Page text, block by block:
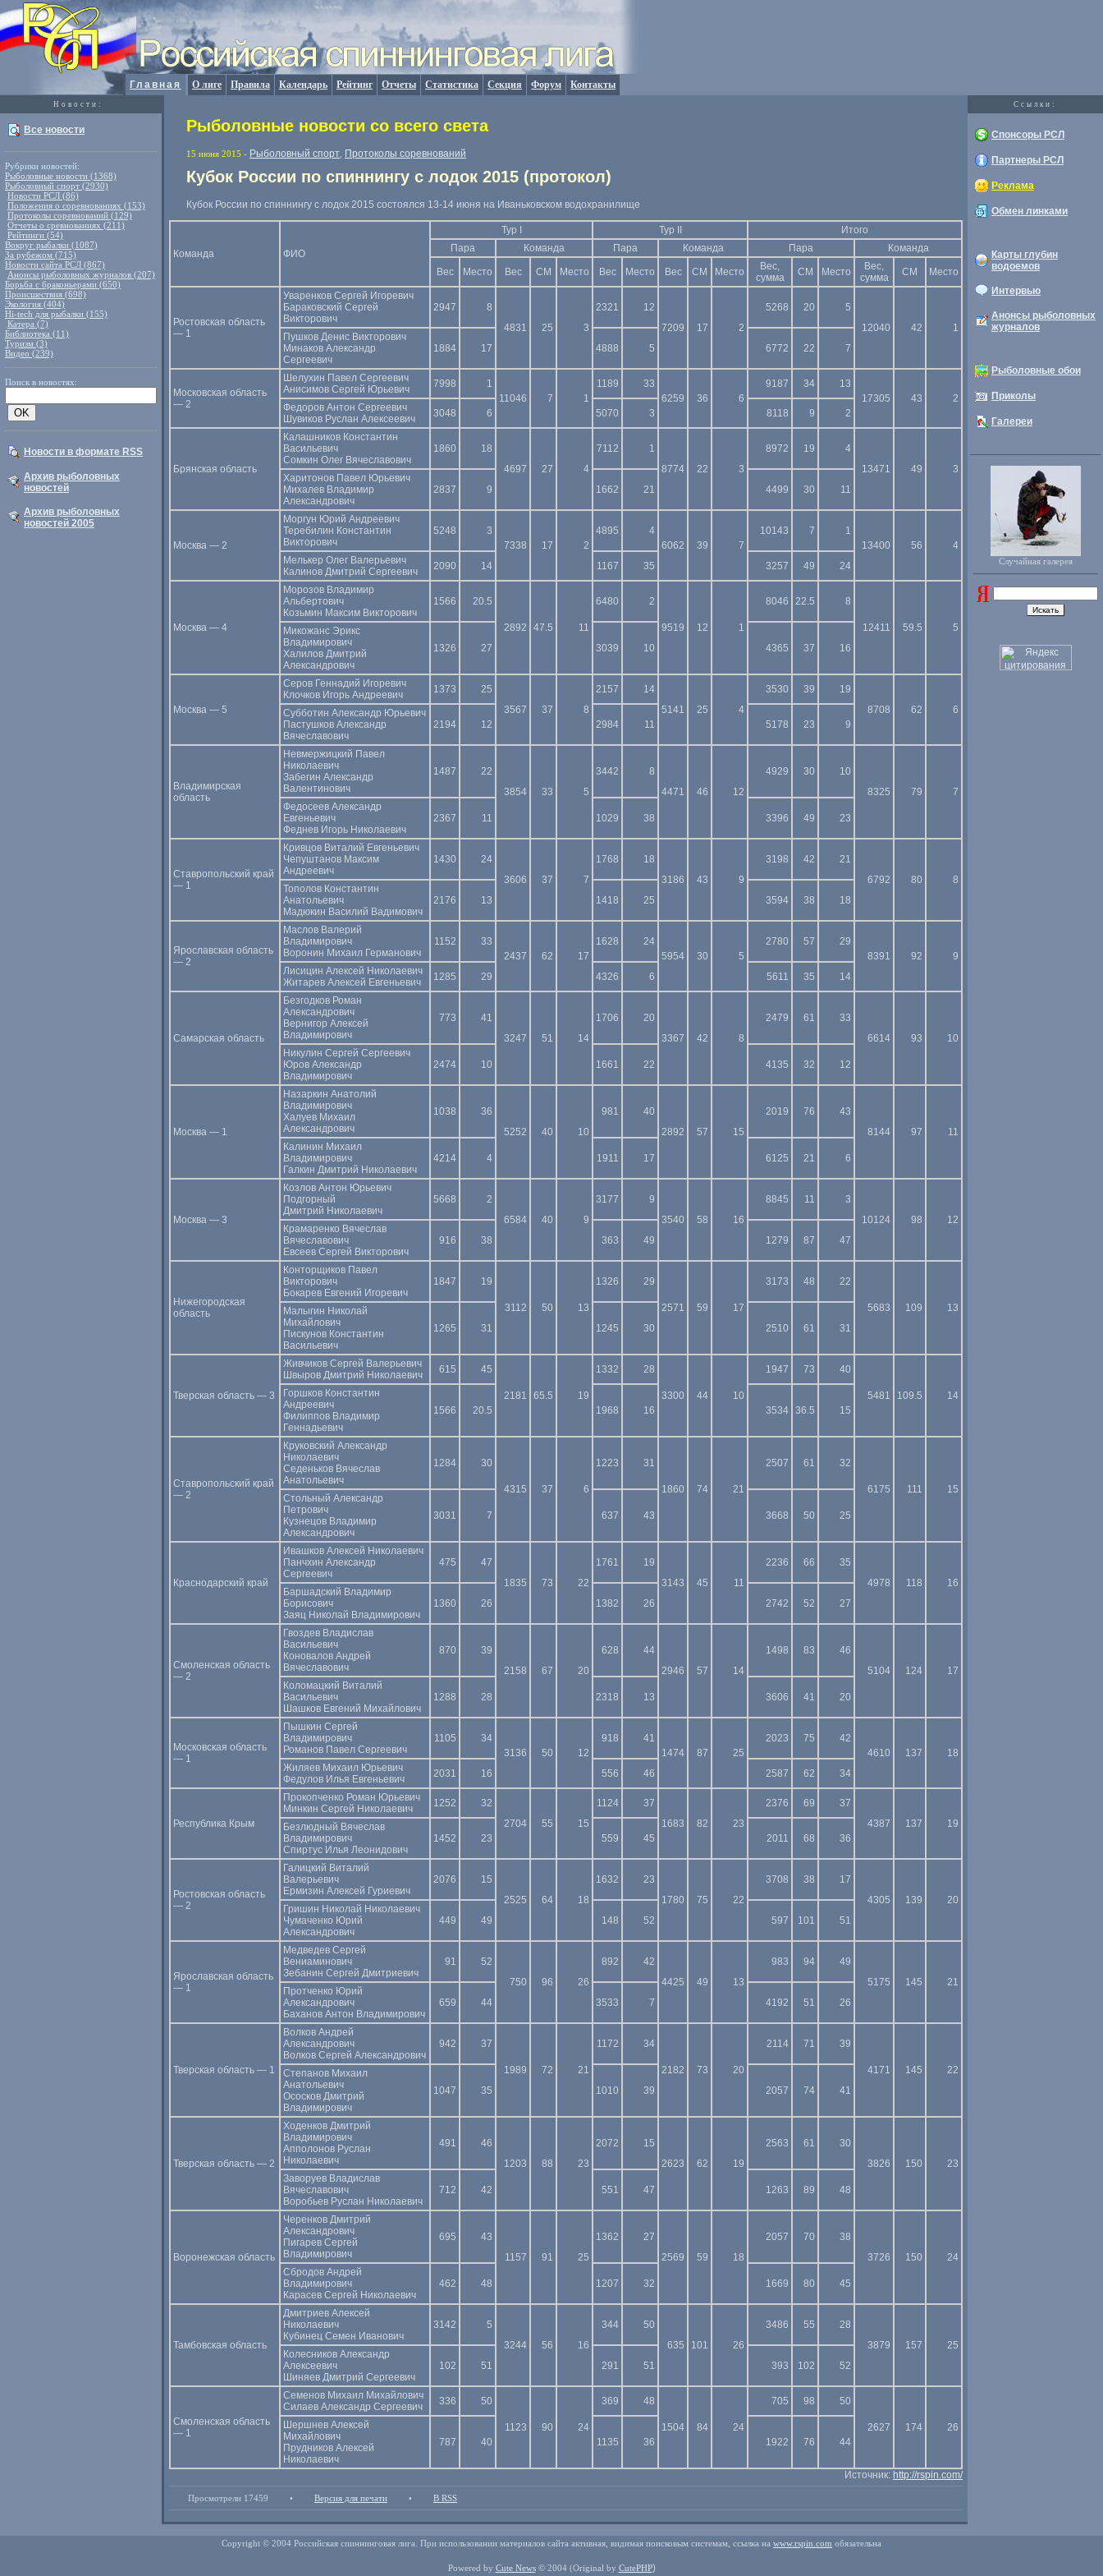
Главная О лиге Правила Календарь Рейтинг Отчеты Статистика Секция Форум Контакты
Новости: Cсылки:
Все новости
Рубрики новостей:
Рыболовные новости (1368)
Рыболовный спорт (2930)
Новости РСЛ (86)
Положения о соревнованиях (153)
Протоколы соревнований (129)
Отчеты о сревнованиях (211)
Рейтинги (54)
Вокруг рыбалки (1087)
За рубежом (715)
Новости сайта РСЛ (867)
Анонсы рыболовных журналов (207)
Борьба с браконьерами (650)
Происшествия (698)
Экология (404)
Hi-tech для рыбалки (155)
Катера (7)
Библиотека (11)
Туризм (3)
Видео (239)
Поиск в новостях:
Новости в формате RSS
Архив рыболовных
новостей
Архив рыболовных
новостей 2005
Рыболовные новости со всего света
15 июня 2015 - Рыболовный спорт Протоколы соревнований
Кубок России по спиннингу с лодок 2015 (протокол)
Кубок России по спиннингу с лодок 2015 состоялся 13-14 июня на Иваньковском водохранилище
Команда ФИО
Тур I Тур II
Итого
Пара
Команда Пара Команда Пара Команда
Вес Место Вес СМ Место Вес Место Вес СМ Место
Вес,
сумма
СМ Место
Вес,
сумма
CМ Место
Ростовская область
— 1
Уваренков Сергей Игоревич
Бараковский Сергей
Викторович
2947
8
4831
25 3
2321
12
7209
17 2
5268 20
5
12040
42 1
Пушков Денис Викторович
Минаков Александр
Сергеевич
1884 17 4888 5 6772 22 7
Московская область
— 2
Шелухин Павел Сергеевич
Анисимов Сергей Юрьевич
7998
1
11046
7 1
1189
33
6259
36 6
9187 34
13
17305
43 2
Федоров Антон Сергеевич
Шувиков Руслан Алексеевич
3048 6 5070 3 8118 9 2
Брянская область
Калашников Константин
Васильевич
Сомкин Олег Вячеславович
1860
18
4697
27 4
7112
1
8774
22 3
8972 19
4
13471
49 3
Харитонов Павел Юрьевич
Михалев Владимир
Александрович
2837 9 1662 21 4499 30 11
Москва — 2
Моргун Юрий Андреевич
Теребилин Константин
Викторович
5248
3
7338
17 2
4895
4
6062
39 7
10143 7
1
13400
56
4
Мелькер Олег Валерьевич
Калинов Дмитрий Сергеевич
2090 14 1167 35 3257 49 24
Москва — 4
Морозов Владимир
Альбертович
Козьмин Максим Викторович
1566 20.5
2892 47.5 11
6480 2
9519 12 1
8046 22.5 8
12411 59.5 5
Микожанс Эрикс
Владимирович
Халилов Дмитрий
Александрович
1326 27 3039 10 4365 37 16
Москва — 5
Серов Геннадий Игоревич
Клочков Игорь Андреевич
1373
25
3567
37 8
2157
14
5141
25 4
3530 39
19
8708
62 6
Субботин Александр Юрьевич
Пастушков Александр
Вячеславович
2194 12 2984 11 5178 23 9
Владимирская
область
Невмержицкий Павел
Николаевич
Забегин Александр
Валентинович
1487
22
3854
33 5
3442
8
4471
46 12
4929 30
10
8325
79
7
Федосеев Александр
Евгеньевич
Феднев Игорь Николаевич
2367 11 1029 38 3396 49 23
Ставропольский край
— 1
Кривцов Виталий Евгеньевич
Чепуштанов Максим
Андреевич
1430
24
3606
37 7
1768
18
3186
43 9
3198 42
21
6792
80 8
Тополов Константин
Анатольевич
Мадюкин Василий Вадимович
2176 13 1418 25 3594 38 18
Ярославская область
— 2
Маслов Валерий
Владимирович
Воронин Михаил Германович
1152
33
2437
62 17
1628
24
5954
30 5
2780 57
29
8391
92
9
Лисицин Алексей Николаевич
Житарев Алексей Евгеньевич
1285 29 4326 6 5611 35 14
Самарская область
Безгодков Роман
Александрович
Вернигор Алексей
Владимирович
773
41
3247
51 14
1706
20
3367
42 8
2479 61
33
6614
93
10
Никулин Сергей Сергеевич
Юров Александр
Владимирович
2474 10 1661 22 4135 32 12
Москва — 1
Назаркин Анатолий
Владимирович
Халуев Михаил
Александрович
1038
36
5252
40 10
981
40
2892
57 15
2019 76
43
8144
97
11
Калинин Михаил
Владимирович
Галкин Дмитрий Николаевич
4214 4 1911 17 6125 21 6
Москва — 3
Козлов Антон Юрьевич
Подгорный
Дмитрий Николаевич
5668
2
6584
40 9
3177
9
3540
58 16
8845 11
3
10124
98 12
Крамаренко Вячеслав
Вячеславович
Евсеев Сергей Викторович
916 38 363 49 1279 87 47
Нижегородская
область
Конторщиков Павел
Викторович
Бокарев Евгений Игоревич
1847 19
3112 50 13
1326 29
2571 59 17
3173 48 22
5683 109 13
Малыгин Николай
Михайлович
Пискунов Константин
Васильевич
1265 31 1245 30 2510 61 31
Тверская область — 3
Живчиков Сергей Валерьевич
Швыров Дмитрий Николаевич
615 45
2181 65.5 19
1332 28
3300 44 10
1947 73 40
5481 109.5 14
Горшков Константин
Андреевич
Филиппов Владимир
Геннадьевич
1566 20.5 1968 16 3534 36.5 15
Ставропольский край
— 2
Круковский Александр
Николаевич
Седеньков Вячеслав
Анатольевич
1284 30
4315 37 6
1223 31
1860 74 21
2507 61 32
6175 111 15
Стольный Александр
Петрович
Кузнецов Владимир
Александрович
3031 7 637 43 3668 50 25
Краснодарский край
Ивашков Алексей Николаевич
Панчхин Александр
Сергеевич
475
47
1835
73 22
1761
19
3143
45 11
2236 66
35
4978
118 16
Баршадский Владимир
Борисович
Заяц Николай Владимирович
1360 26 1382 26 2742 52 27
Смоленская область
— 2
Гвоздев Владислав
Васильевич
Коновалов Андрей
Вячеславович
870
39
2158
67 20
628
44
2946
57 14
1498 83
46
5104
124
17
Коломацкий Виталий
Васильевич
Шашков Евгений Михайлович
1288 28 2318 13 3606 41 20
Московская область
— 1
Пышкин Сергей
Владимирович
Романов Павел Сергеевич
1105
34
3136
50 12
918
41
1474
87 25
2023 75
42
4610
137
18
Жиляев Михаил Юрьевич
Федулов Илья Евгеньевич
2031 16 556 46 2587 62 34
Республика Крым
Прокопченко Роман Юрьевич
Минкин Сергей Николаевич
1252
32
2704
55 15
1124
37
1683
82 23
2376 69
37
4387
137 19
Безлюдный Вячеслав
Владимирович
Спиртус Илья Леонидович
1452 23 559 45 2011 68 36
Ростовская область
— 2
Галицкий Виталий
Валерьевич
Ермизин Алексей Гуриевич
2076
15
2525
64 18
1632
23
1780
75 22
3708 38
17
4305
139 20
Гришин Николай Николаевич
Чумаченко Юрий
Александрович
449 49 148 52 597 101 51
Ярославская область
— 1
Медведев Сергей
Вениаминович
Зебанин Сергей Дмитриевич
91
52
750
96 26
892
42
4425
49 13
983 94
49
5175
145 21
Протченко Юрий
Александрович
Баханов Антон Владимирович
659 44 3533 7 4192 51 26
Тверская область — 1
Волков Андрей
Александрович
Волков Сергей Александрович
942 37
1989 72 21
1172 34
2182 73 20
2114 71 39
4171 145 22
Степанов Михаил
Анатольевич
Ососков Дмитрий
Владимирович
1047 35 1010 39 2057 74 41
Тверская область — 2
Ходенков Дмитрий
Владимирович
Апполонов Руслан
Николаевич
491
46
1203
88 23
2072
15
2623
62 19
2563 61
30
3826
150
23
Заворуев Владислав
Вячеславович
Воробьев Руслан Николаевич
712 42 551 47 1263 89 48
Воронежская область
Черенков Дмитрий
Александрович
Пигарев Сергей
Владимирович
695
43
1157
91 25
1362
27
2569
59 18
2057 70
38
3726
150
24
Сбродов Андрей
Владимирович
Карасев Сергей Николаевич
462 48 1207 32 1669 80 45
Тамбовская область
Дмитриев Алексей
Николаевич
Кубинец Семен Иванович
3142
5
3244
56 16
344
50
635
101 26
3486 55
28
3879
157 25
Колесников Александр
Алексеевич
Шиняев Дмитрий Сергеевич
102 51 291 51 393 102 52
Смоленская область
— 1
Семенов Михаил Михайлович
Силаев Александр Сергеевич
336 50
1123 90 24
369 48
1504 84 24
705 98 50
2627 174 26
Шершнев Алексей
Михайлович
Прудников Алексей
Николаевич
787 40 1135 36 1922 76 44
Источник: http://rspin.com/
Просмотрели 17459 • Версия для печати • В RSS
Спонсоры РСЛ
Партнеры РСЛ
Реклама
Обмен линками
Карты глубин
водоемов
Интервью
Анонсы рыболовных
журналов
Рыболовные обои
Приколы
Галереи
Случайная галерея
Copyright © 2004 Российская спиннинговая лига. При использовании материалов сайта активная, видимая поисковым системам, ссылка на www.rspin.com обязательна
Powered by Cute News© 2004 (Original by CutePHP)